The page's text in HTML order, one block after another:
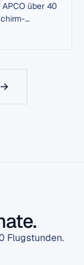
über 40
Flugstunden.